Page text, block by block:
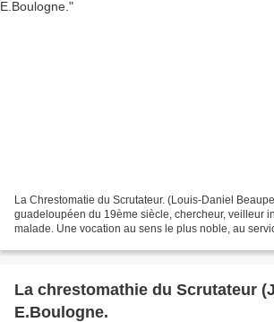
La Chrestomatie du Scrutateur. (Louis-Daniel
guadeloupéen du 19ème siècle, chercheur, veilleur
malade. Une vocation au sens le plus noble, au
La chrestomathie du Scrutateur
E.Boulogne.